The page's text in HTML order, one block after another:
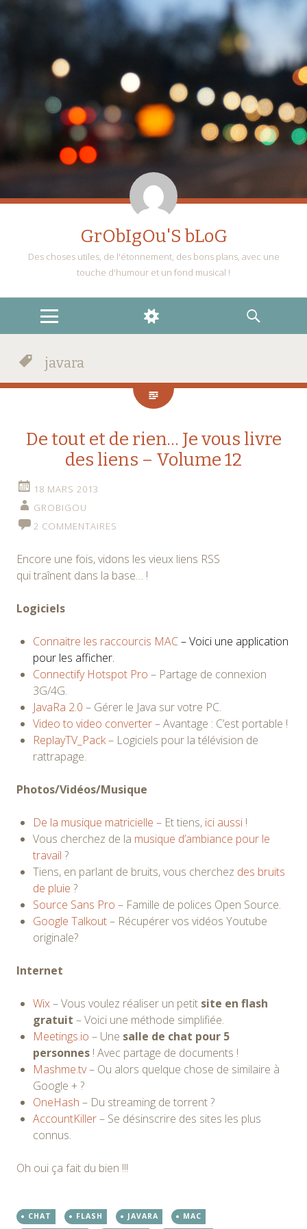
GrObIgOu'S bLoG
Des choses utiles, de l'étonnement, des bons plans, avec une
touche d'humour et un fond musical !
MENU
WIDGETS
RECHERCHE
javara
De tout et de rien… Je vous livre
des liens – Volume 12
18 MARS 2013
GROBIGOU
2 COMMENTAIRES
Encore une fois, vidons les vieux liens RSS
qui traînent dans la base… !
Logiciels
Connaitre les raccourcis MAC– Voici une application
pour les afficher.
Connectify Hotspot Pro – Partage de connexion
3G/4G.
JavaRa 2.0 – Gérer le Java sur votre PC.
Video to video converter– Avantage : C’est portable !
ReplayTV_Pack– Logiciels pour la télévision de
rattrapage.
Photos/Vidéos/Musique
De la musique matricielle – Et tiens, ici aussi !
Vous cherchez de la musique d’ambiance pour le
travail ?
Tiens, en parlant de bruits, vous cherchez des bruits
de pluie ?
Source Sans Pro – Famille de polices Open Source.
Google Talkout– Récupérer vos vidéos Youtube
originale?
Internet
Wix– Vous voulez réaliser un petit site en flash
gratuit – Voici une méthode simplifiée.
Meetings.io – Une salle de chat pour 5
personnes ! Avec partage de documents !
Mashme.tv– Ou alors quelque chose de similaire à
Google + ?
OneHash – Du streaming de torrent ?
AccountKiller– Se désinscrire des sites les plus
connus.
Oh oui ça fait du bien !!!
CHAT FLASH JAVARA MAC